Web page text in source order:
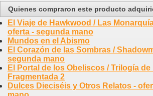
Quienes compraron este producto
El Viaje de Hawkwood / Las
oferta - segunda mano
Mundos en el Abismo
El Corazón de las Sombras /
segunda mano
El Portal de los Obeliscos / Trilogía de
Fragmentada 2
Dulces Dieciséis y Otros Relatos -